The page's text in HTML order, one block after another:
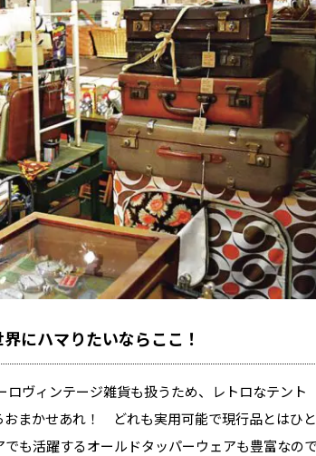
にハマりたいならここ！
ヴィンテージ雑貨も扱うため、レトロなテント
おまかせあれ！ どれも実用可能で現行品とはひ
も活躍するオールドタッパーウェアも豊富なので